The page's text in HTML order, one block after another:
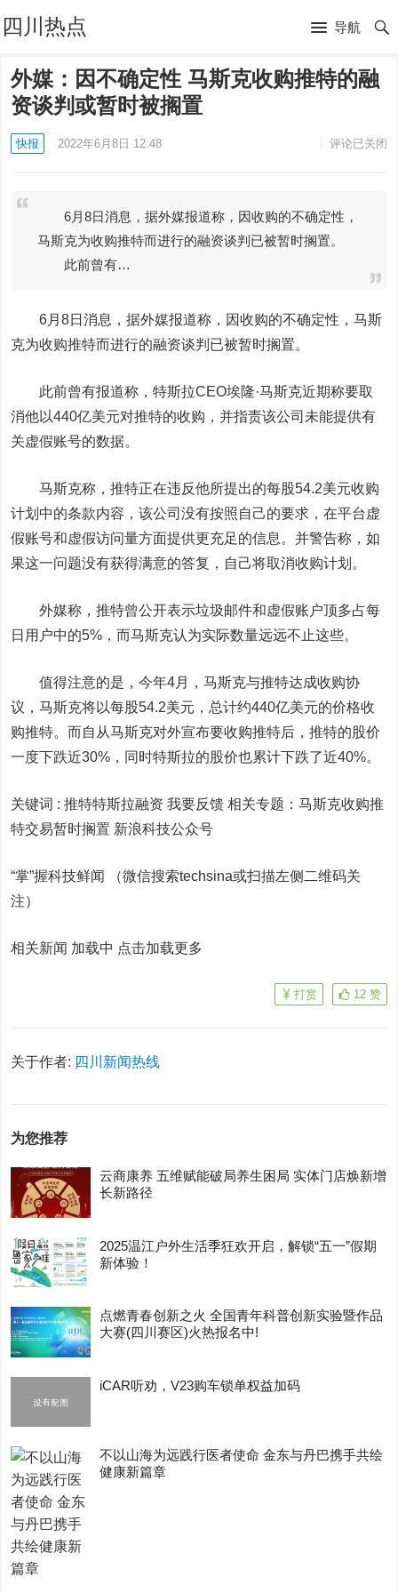
四川热点 导航
外媒：因不确定性 马斯克收购推特的融
资谈判或暂时被搁置
快报 2022年6月8日 12:48 评论已关闭
6月8日消息，据外媒报道称，因收购的不确定性，
马斯克为收购推特而进行的融资谈判已被暂时搁置。
此前曾有…
6月8日消息，据外媒报道称，因收购的不确定性，马斯
克为收购推特而进行的融资谈判已被暂时搁置。
此前曾有报道称，特斯拉CEO埃隆·马斯克近期称要取
消他以440亿美元对推特的收购，并指责该公司未能提供有
关虚假账号的数据。
马斯克称，推特正在违反他所提出的每股54.2美元收购
计划中的条款内容，该公司没有按照自己的要求，在平台虚
假账号和虚假访问量方面提供更充足的信息。并警告称，如
果这一问题没有获得满意的答复，自己将取消收购计划。
外媒称，推特曾公开表示垃圾邮件和虚假账户顶多占每
日用户中的5%，而马斯克认为实际数量远远不止这些。
值得注意的是，今年4月，马斯克与推特达成收购协
议，马斯克将以每股54.2美元，总计约440亿美元的价格收
购推特。而自从马斯克对外宣布要收购推特后，推特的股价
一度下跌近30%，同时特斯拉的股价也累计下跌了近40%。
关键词 :推特特斯拉融资 我要反馈相关专题：马斯克收购推
特交易暂时搁置 新浪科技公众号
“掌”握科技鲜闻 （微信搜索techsina或扫描左侧二维码关
注）
相关新闻 加载中 点击加载更多
12 赞
打赏
关于作者: 四川新闻热线
为您推荐
云商康养 五维赋能破局养生困局 实体门店焕新增
长新路径
2025温江户外生活季狂欢开启，解锁“五一”假期
新体验！
点燃青春创新之火 全国青年科普创新实验暨作品
大赛(四川赛区)火热报名中!
iCAR听劝，V23购车锁单权益加码
不以山海为远践行医者使命 金东与丹巴携手共绘
健康新篇章